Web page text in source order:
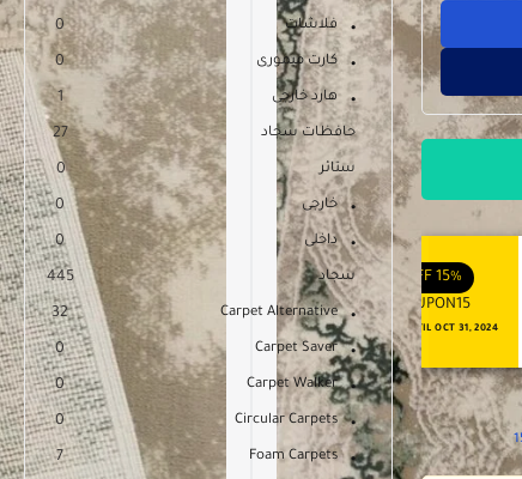
ENJOY YOUR GIFT 15%
OFF
COUPON15
VALID UNTIL OCT 31, 2024
ENJOY YOUR GIFT 10%
OFF
COUPON10
NEVER EXPIRE APPLY COUPON
فلاشات 0
كارت ميمورى 0
هارد خارجى 1
حافظات سجاد 27
ستائر 0
خارجى 0
داخلى 0
سجاد 445
Carpet Alternative
32
Carpet Saver
0
Carpet Walker
0
Circular Carpets
0
Foam Carpets
7